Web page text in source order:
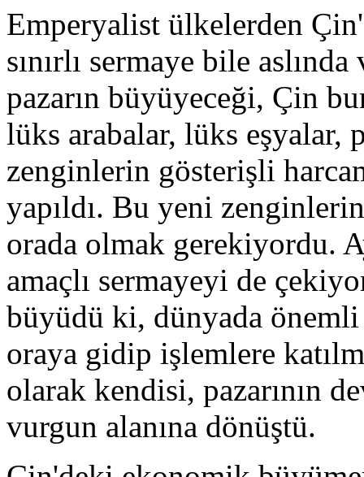
Emperyalist ülkelerden
sınırlı sermaye bile
pazarın büyüyeceği, Çin
lüks arabalar, lüks eşyalar,
zenginlerin gösterişli
yapıldı. Bu yeni
orada olmak gerekiyordu.
amaçlı sermayeyi de
büyüdü ki, dünyada
oraya gidip işlemlere
olarak kendisi, pazarının
vurgun alanına dönüştü.